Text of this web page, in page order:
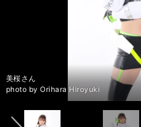
ミクサポメンバーの４人。左から、荒
相沢菜月さん
photo by Orihara Hiroyuki
ミクサポメンバーの４人。左から、荒
相沢菜月さん
photo by Orihara Hiroyuki
ミクサポメンバーの４人。左から、荒
相沢菜月さん
photo by Orihara Hiroyuki
ミクサポメンバーの４人。左から、荒
相沢菜月さん
photo by Orihara Hiroyuki
2022シーズンのグッドスマイルレーシ
photo by Orihara Hiroyuki
記事「スーパーGTとデザイン」はこち
2022シーズンのGSRのマシン
photo by Orihara Hiroyuki
2022シーズンのGSRのマシン
photo by Orihara Hiroyuki
2022シーズンのGSRのマシン
photo by Orihara Hiroyuki
2022シーズンのGSRのマシン
photo by Orihara Hiroyuki
2022シーズンのGSRのマシン
photo by Orihara Hiroyuki
2022シーズンのGSRのマシン
photo by Orihara Hiroyuki
涼雅さん
photo by Orihara Hiroyuki
涼雅さん
photo by Orihara Hiroyuki
涼雅さん
photo by Orihara Hiroyuki
相沢菜月さん
photo by Orihara Hiroyuki
相沢菜月さん
photo by Orihara Hiroyuki
相沢菜月さん
photo by Orihara Hiroyuki
荒井つかささん
photo by Orihara Hiroyuki
荒井つかささん
photo by Orihara Hiroyuki
荒井つかささん
photo by Orihara Hiroyuki
美桜さん
photo by Orihara Hiroyuki
美桜さん
photo by Orihara Hiroyuki
美桜さん
photo by Orihara Hiroyuki
photo by Orihara Hiroyuki
記事「スーパーGTとデザイン」はこち
開幕前のテスト走行にて
photo by Orihara Hiroyuki
開幕前のテスト走行にて
photo by Orihara Hiroyuki
開幕前のテスト走行にて
photo by Orihara Hiroyuki
開幕前のテスト走行にて
photo by Orihara Hiroyuki
GSRドライバーの谷口信輝選手
photo by Orihara Hiroyuki
ミクサポメンバーの４人
photo by GSR
2022年版のレーシングミク
© neco / CFM
2022年版のレーシングミク
© neco / CFM
2022年版のレーシングミク ねんどろい
© neco / CFM
2022年版のレーシングミク トロピカル
© neco / CFM
2022年版のレーシングミク チーム右京
© neco / CFM
前へ